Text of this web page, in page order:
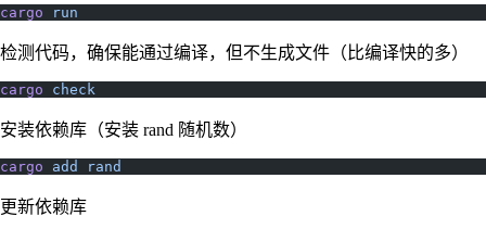
cargo run
检测代码，确保能通过编译，但不生成文件（比编译快的多）
cargo check
安装依赖库（安装 rand 随机数）
cargo add rand
更新依赖库